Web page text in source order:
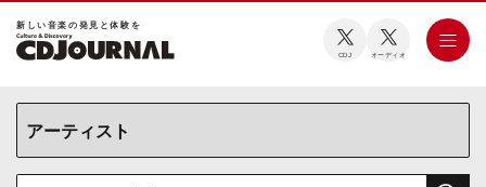
新しい⾳楽の発⾒と体験を
CDJ オーディオ